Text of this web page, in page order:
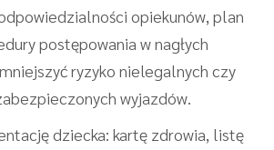
opiekunów, plan
postępowania w nagłych
ryzyko nielegalnych czy
wyjazdów.
dziecka: kartę zdrowia, listę